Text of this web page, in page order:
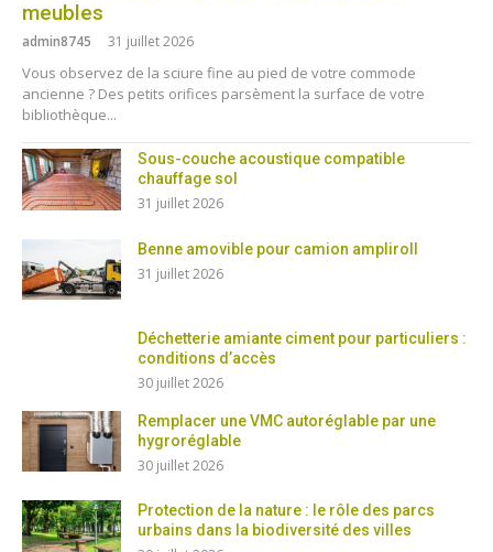
meubles
admin8745 31 juillet 2026
Vous observez de la sciure fine au pied de votre commode
ancienne ? Des petits orifices parsèment la surface de votre
bibliothèque...
Sous-couche acoustique compatible
chauffage sol
31 juillet 2026
Benne amovible pour camion ampliroll
31 juillet 2026
Déchetterie amiante ciment pour particuliers :
conditions d’accès
30 juillet 2026
Remplacer une VMC autoréglable par une
hygroréglable
30 juillet 2026
Protection de la nature : le rôle des parcs
urbains dans la biodiversité des villes